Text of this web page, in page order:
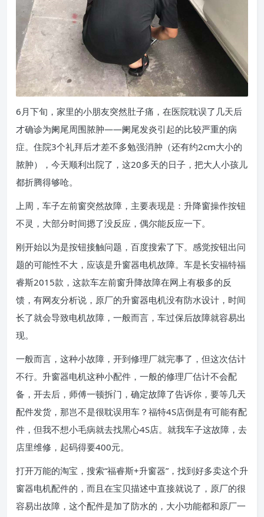
6月下旬，家里的小朋友突然肚子痛，在医院耽误了几天后
才确诊为阑尾周围脓肿——阑尾发炎引起的比较严重的病
症。住院3个礼拜后才差不多勉强消肿（还有约2cm大小的
脓肿），今天顺利出院了，这20多天的日子，把大人小孩儿
都折腾得够呛。
上周，车子左前窗突然故障，主要表现是：升降窗操作按钮
不灵，大部分时间摁了没反应，偶尔能反应一下。
刚开始以为是按钮接触问题，百度搜索了下。感觉按钮出问
题的可能性不大，应该是升窗器电机故障。车是长安福特福
睿斯2015款，这款车左前窗升降故障在网上有极多的反
馈，有网友分析说，原厂的升窗器电机没有防水设计，时间
长了就会导致电机故障，一般而言，车过保后故障就容易出
现。
一般而言，这种小故障，开到修理厂就完事了，但这次估计
不行。升窗器电机这种小配件，一般的修理厂估计不会配
备，开去后，师傅一顿拆门，确定故障了告诉你，要等几天
配件发货，那岂不是很耽误用车？福特4S店倒是有可能有配
件，但我不想小毛病就去找黑心4S店。就我车子这故障，去
店里维修，起码得要400元。
打开万能的淘宝，搜索“福睿斯+升窗器”，找到好多卖这个升
窗器电机配件的，而且在宝贝描述中直接就说了，原厂的很
容易出故障，这个配件是加了防水的，大小功能都和原厂一